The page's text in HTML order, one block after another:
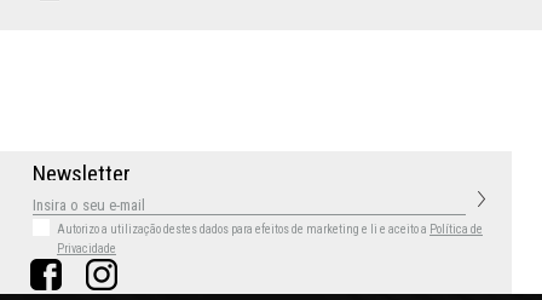
Newsletter
Autorizo a utilização destes dados para efeitos de marketing e li e aceito a Política de
Privacidade